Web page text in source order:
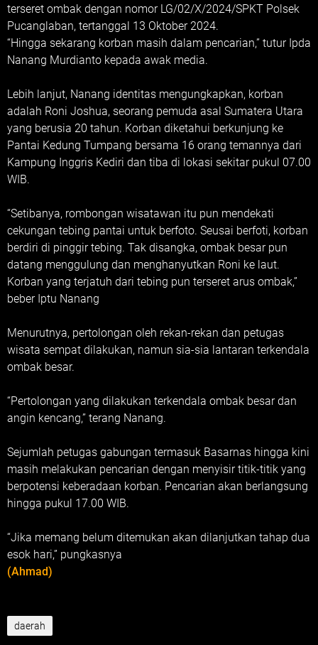
terseret ombak dengan nomor LG/02/X/2024/SPKT Polsek
Pucanglaban, tertanggal 13 Oktober 2024.
“Hingga sekarang korban masih dalam pencarian,” tutur Ipda
Nanang Murdianto kepada awak media.
Lebih lanjut, Nanang identitas mengungkapkan, korban
adalah Roni Joshua, seorang pemuda asal Sumatera Utara
yang berusia 20 tahun. Korban diketahui berkunjung ke
Pantai Kedung Tumpang bersama 16 orang temannya dari
Kampung Inggris Kediri dan tiba di lokasi sekitar pukul 07.00
WIB.
“Setibanya, rombongan wisatawan itu pun mendekati
cekungan tebing pantai untuk berfoto. Seusai berfoti, korban
berdiri di pinggir tebing. Tak disangka, ombak besar pun
datang menggulung dan menghanyutkan Roni ke laut.
Korban yang terjatuh dari tebing pun terseret arus ombak,”
beber Iptu Nanang
Menurutnya, pertolongan oleh rekan-rekan dan petugas
wisata sempat dilakukan, namun sia-sia lantaran terkendala
ombak besar.
“Pertolongan yang dilakukan terkendala ombak besar dan
angin kencang,” terang Nanang.
Sejumlah petugas gabungan termasuk Basarnas hingga kini
masih melakukan pencarian dengan menyisir titik-titik yang
berpotensi keberadaan korban. Pencarian akan berlangsung
hingga pukul 17.00 WIB.
“Jika memang belum ditemukan akan dilanjutkan tahap dua
esok hari,” pungkasnya
(Ahmad)
daerah